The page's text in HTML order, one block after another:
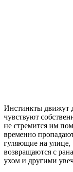
Инстинкты движут
чувствуют
не стремится им
временно
гуляющие на улице,
возвращаются с
ухом и другими